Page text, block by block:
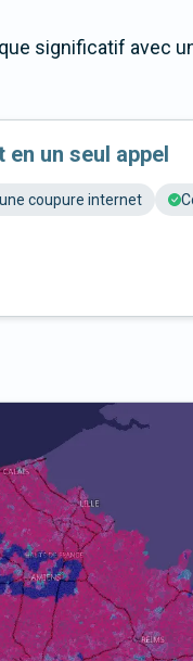
significatif avec
un seul appel
coupure internet